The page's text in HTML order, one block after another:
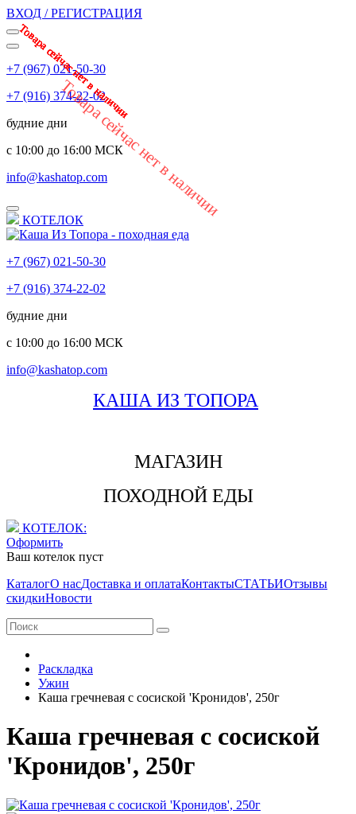
ВХОД / РЕГИСТРАЦИЯ
+7 (967) 021-50-30
+7 (916) 374-22-02
будние дни
с 10:00 до 16:00 МСК
info@kashatop.com
КОТЕЛОК
+7 (967) 021-50-30
+7 (916) 374-22-02
будние дни
с 10:00 до 16:00 МСК
info@kashatop.com
КАША ИЗ ТОПОРА
МАГАЗИН
ПОХОДНОЙ ЕДЫ
КОТЕЛОК:
Оформить
Ваш котелок пуст
КаталогО насДоставка и оплатаКонтактыСТАТЬИОтзывы
скидкиНовости
Раскладка
Ужин
Каша гречневая с сосиской 'Кронидов', 250г
Каша гречневая с сосиской
'Кронидов', 250г
Товара сейчас нет в наличии
Товара сейчас нет в наличии
Товара сейчас нет в наличии
Товара сейчас нет в наличии
Товара сейчас нет в наличии
Товара сейчас нет в наличии
Товара сейчас нет в наличии
Товара сейчас нет в наличии